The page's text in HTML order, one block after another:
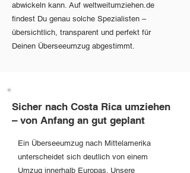
abwickeln kann. Auf weltweitumziehen.de
findest Du genau solche Spezialisten –
übersichtlich, transparent und perfekt für
Deinen Überseeumzug abgestimmt.
Sicher nach Costa Rica umziehen
– von Anfang an gut geplant
Ein Überseeumzug nach Mittelamerika
unterscheidet sich deutlich von einem
Umzug innerhalb Europas. Unsere